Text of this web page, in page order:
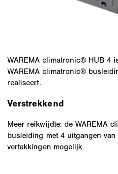
WAREMA climatronic® HUB 4
WAREMA climatronic®
realiseert.
Verstrekkend
Meer reikwijdte: de WAREMA
busleiding met 4 uitgangen
vertakkingen mogelijk.